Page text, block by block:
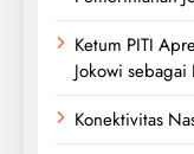
Ketum PITI
Jokowi
Konektivitas